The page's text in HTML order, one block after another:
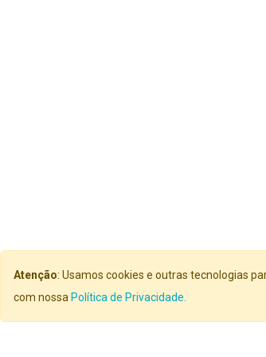
Atenção: Usamos cookies e outras tecnologias
com nossa Política de Privacidade.